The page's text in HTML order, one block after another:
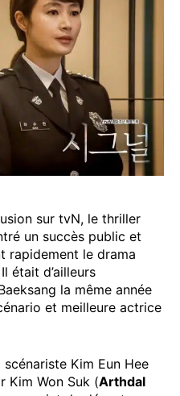
sur tvN, le thriller
un succès public et
rapidement le drama
était d’ailleurs
la même année
et meilleure actrice
Kim Eun Hee
Kim Won Suk (Arthdal